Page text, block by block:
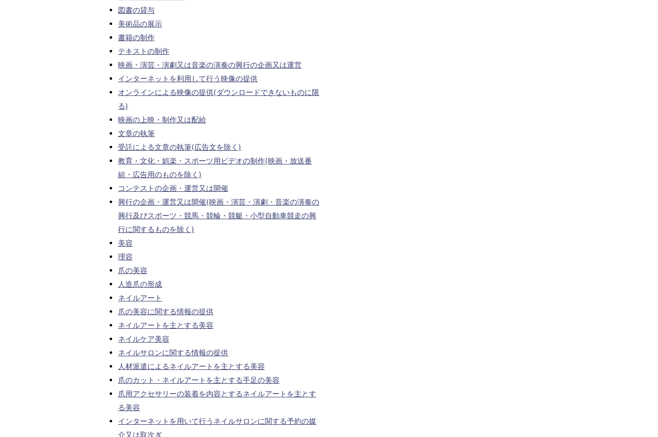
図書の貸与
美術品の展示
書籍の制作
テキストの制作
映画・演芸・演劇又は音楽の演奏の興行の企画又は運営
インターネットを利用して行う映像の提供
オンラインによる映像の提供(ダウンロードできないものに限
る)
映画の上映・制作又は配給
文章の執筆
受託による文章の執筆(広告文を除く)
教育・文化・娯楽・スポーツ用ビデオの制作(映画・放送番
組・広告用のものを除く)
コンテストの企画・運営又は開催
興行の企画・運営又は開催(映画・演芸・演劇・音楽の演奏の
興行及びスポーツ・競馬・競輪・競艇・小型自動車競走の興
行に関するものを除く)
美容
理容
爪の美容
人造爪の形成
ネイルアート
爪の美容に関する情報の提供
ネイルアートを主とする美容
ネイルケア美容
ネイルサロンに関する情報の提供
人材派遣によるネイルアートを主とする美容
爪のカット・ネイルアートを主とする手足の美容
爪用アクセサリーの装着を内容とするネイルアートを主とす
る美容
インターネットを用いて行うネイルサロンに関する予約の媒
介又は取次ぎ